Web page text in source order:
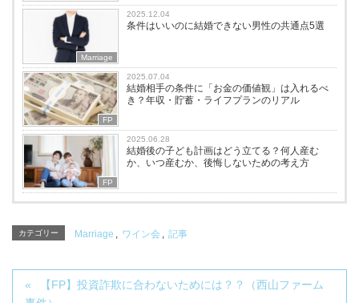
Marriage
2025.12.04
条件はいいのに結婚できない男性の共通点5選
FP
2025.07.04
結婚相手の条件に「お金の価値観」は入れるべ
き？年収・貯蓄・ライフプランのリアル
FP
2025.06.28
結婚後の子ども計画はどう立てる？何人産む
か、いつ産むか、後悔しないための考え方
カテゴリー Marriage , ワイン会 , 記事
【FP】投資詐欺に合わないためには？？（西山ファーム